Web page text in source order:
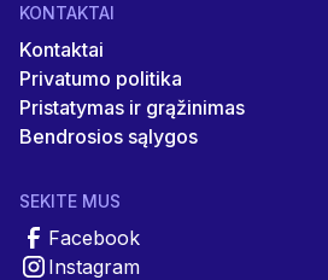
KONTAKTAI
Kontaktai
Privatumo politika
Pristatymas ir grąžinimas
Bendrosios sąlygos
SEKITE MUS
Facebook
Instagram